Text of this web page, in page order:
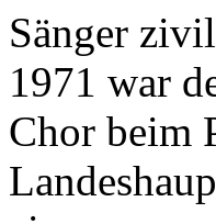
Sänger
1971 war
Chor beim